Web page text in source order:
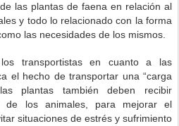
las plantas de faena en relación al
y todo lo relacionado con la forma
las necesidades de los mismos.
transportistas en cuanto a las
el hecho de transportar una “carga
plantas también deben recibir
de los animales, para mejorar el
situaciones de estrés y sufrimiento